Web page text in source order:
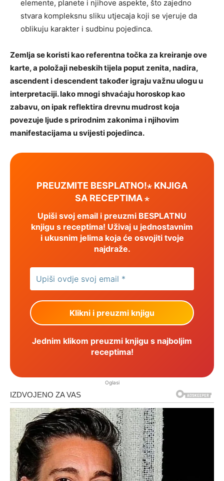
elemente, planete i njihove aspekte, što zajedno
stvara kompleksnu sliku utjecaja koji se vjeruje da
oblikuju karakter i sudbinu pojedinca.
Zemlja se koristi kao referentna točka za kreiranje ove
karte, a položaji nebeskih tijela poput zenita, nadira,
ascendent i descendent također igraju važnu ulogu u
interpretaciji. Iako mnogi shvaćaju horoskop kao
zabavu, on ipak reflektira drevnu mudrost koja
povezuje ljude s prirodnim zakonima i njihovim
manifestacijama u svijesti pojedinca.
PREUZMITE BESPLATNO!⋆ KNJIGA
SA RECEPTIMA ⋆
Upiši svoj email i preuzmi BESPLATNU
knjigu s receptima! Uživaj u jednostavnim
i ukusnim jelima koja će osvojiti tvoje
najdraže.
Jednim klikom preuzmi knjigu s najboljim
receptima!
Oglasi